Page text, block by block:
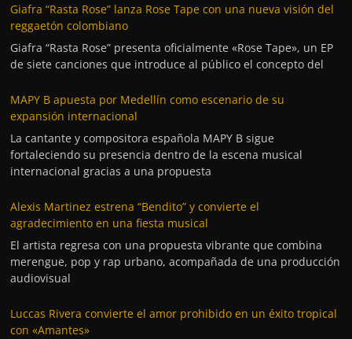
Giafra “Rasta Rose” lanza Rose Tape con una nueva visión del
reggaetón colombiano
Giafra “Rasta Rose” presenta oficialmente «Rose Tape», un EP
de siete canciones que introduce al público el concepto del
MAPY B apuesta por Medellín como escenario de su
expansión internacional
La cantante y compositora española MAPY B sigue
fortaleciendo su presencia dentro de la escena musical
internacional gracias a una propuesta
Alexis Martinez estrena “Bendito” y convierte el
agradecimiento en una fiesta musical
El artista regresa con una propuesta vibrante que combina
merengue, pop y rap urbano, acompañada de una producción
audiovisual
Luccas Rivera convierte el amor prohibido en un éxito tropical
con «Amantes»